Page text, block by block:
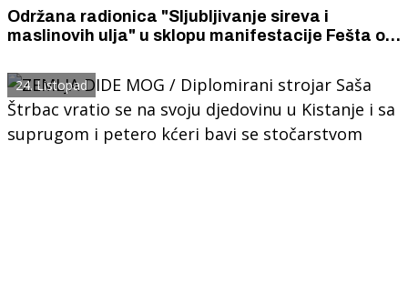
Održana radionica "Sljubljivanje sireva i
maslinovih ulja" u sklopu manifestacije Fešta od
kninske županije
24. Listopad